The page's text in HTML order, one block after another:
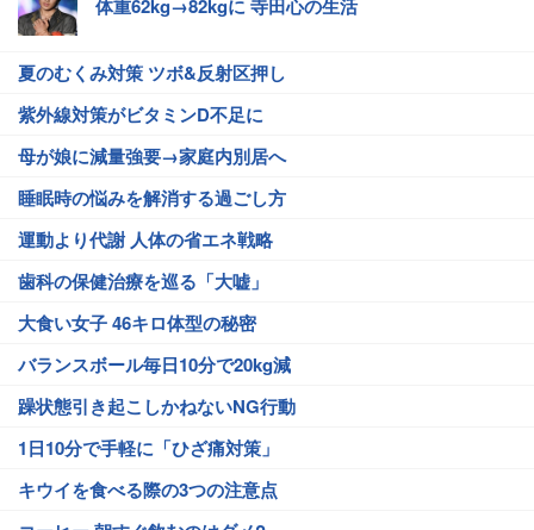
体重62kg→82kgに 寺田心の生活
夏のむくみ対策 ツボ&反射区押し
紫外線対策がビタミンD不足に
母が娘に減量強要→家庭内別居へ
睡眠時の悩みを解消する過ごし方
運動より代謝 人体の省エネ戦略
歯科の保健治療を巡る「大嘘」
大食い女子 46キロ体型の秘密
バランスボール毎日10分で20kg減
躁状態引き起こしかねないNG行動
1日10分で手軽に「ひざ痛対策」
キウイを食べる際の3つの注意点